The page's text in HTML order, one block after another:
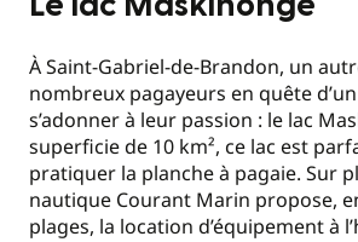
À Saint-Gabriel-de-Brandon, un
nombreux pagayeurs en quête
s’adonner à leur passion : le lac
superficie de 10 km², ce lac est
pratiquer la planche à pagaie. Sur
nautique Courant Marin propose,
plages, la location d’équipement à